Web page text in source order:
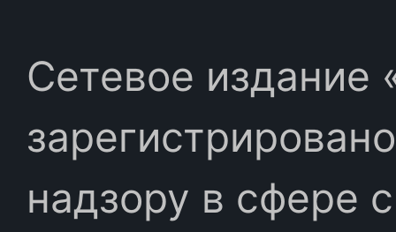
Сетевое издание
надзору в сфере